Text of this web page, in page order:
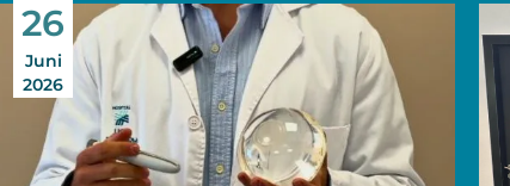
26
Juni
2026